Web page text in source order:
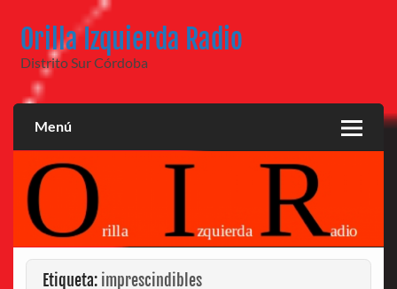
contenido
Orilla Izquierda Radio
Distrito Sur Córdoba
Menú
Etiqueta: imprescindibles